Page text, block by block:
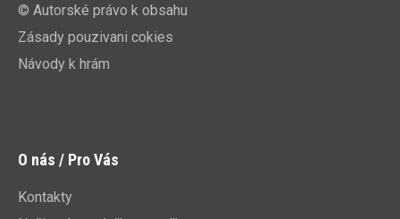
© Autorské právo k obsahu
Zásady pouzivani cokies
Návody k hrám
O nás / Pro Vás
Kontakty